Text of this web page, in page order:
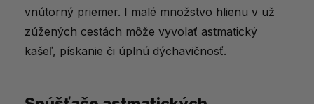
vnútorný priemer. I malé množstvo hlienu v už
zúžených cestách môže vyvolať astmatický
kašeľ, pískanie či úplnú dýchavičnosť.